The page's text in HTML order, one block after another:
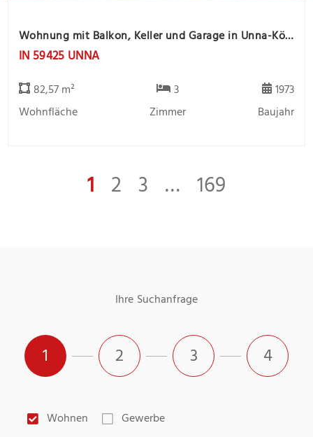
Wohnung mit Balkon, Keller und Garage in Unna-Königsborn
IN 59425 UNNA
82,57 m²
Wohnfläche
3
Zimmer
1973
Baujahr
1 2 3 … 169
Ihre Suchanfrage
1 2 3 4
Wohnen Gewerbe